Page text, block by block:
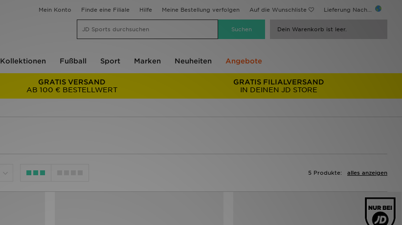
Mein Konto Finde eine Filiale Hilfe Meine Bestellung verfolgen Auf die Wunschliste Lieferung Nach...
Dein Warenkorb ist leer.
Kollektionen Fußball Sport Marken Neuheiten Angebote
GRATIS VERSAND
AB 100 € BESTELLWERT
GRATIS FILIALVERSAND
IN DEINEN JD STORE
alles anzeigen
5 Produkte: